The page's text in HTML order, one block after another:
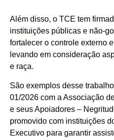
Além disso, o TCE tem
instituições públicas e não-
fortalecer o controle externo
levando em consideração
e raça.
São exemplos desse
01/2026 com a Associação
e seus Apoiadores –
promovido com instituições
Executivo para garantir